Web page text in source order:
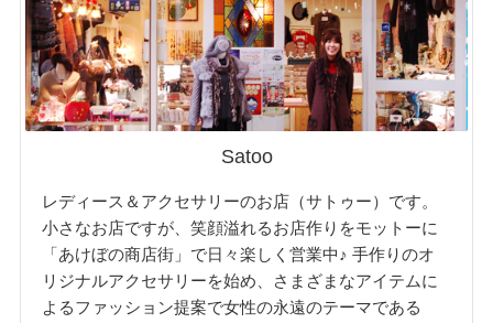
Satoo
レディース＆アクセサリーのお店（サトゥー）です。
小さなお店ですが、笑顔溢れるお店作りをモットーに
「あけぼの商店街」で日々楽しく営業中♪ 手作りのオ
リジナルアクセサリーを始め、さまざまなアイテムに
よるファッション提案で女性の永遠のテーマである